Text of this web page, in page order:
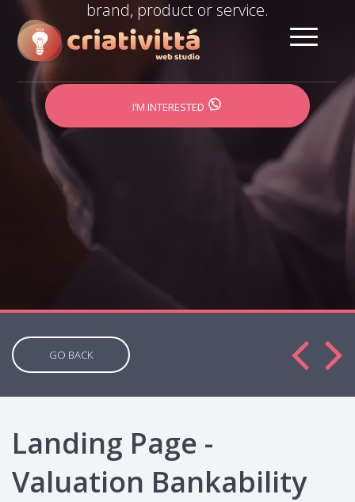
brand, product or service.
I’M INTERESTED
GO BACK
Landing Page -
Valuation Bankability